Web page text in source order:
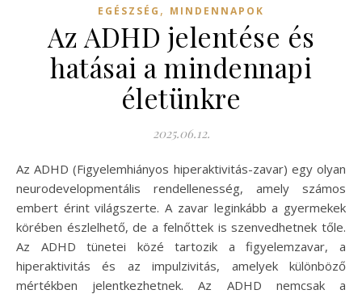
EGÉSZSÉG , MINDENNAPOK
Az ADHD jelentése és
hatásai a mindennapi
életünkre
2025.06.12.
Az ADHD (Figyelemhiányos hiperaktivitás-zavar) egy olyan
neurodevelopmentális rendellenesség, amely számos
embert érint világszerte. A zavar leginkább a gyermekek
körében észlelhető, de a felnőttek is szenvedhetnek tőle.
Az ADHD tünetei közé tartozik a figyelemzavar, a
hiperaktivitás és az impulzivitás, amelyek különböző
mértékben jelentkezhetnek. Az ADHD nemcsak a